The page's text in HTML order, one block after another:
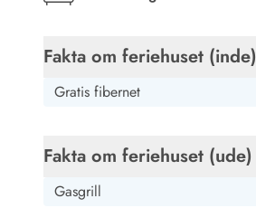
Fakta om feriehuset (inde)
Gratis fibernet
Fakta om feriehuset (ude)
Gasgrill